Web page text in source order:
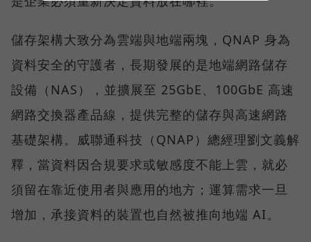
儲存架構大致分為雲端與地端兩塊，QNAP 身為
資料安全的守護者，長期發展的是地端網路儲存
設備（NAS），並擴展至 25GbE、100GbE 高速
網路交換器產品線，提供完整的儲存與高速網路
基礎架構。威聯通科技（QNAP）總經理劉文義解
釋，當資料因合規要求或敏感度不能上雲，就必
須留在靠近使用者與應用的地方；運算需求一旦
增加，承接資料的裝置也自然被推向地端 AI。